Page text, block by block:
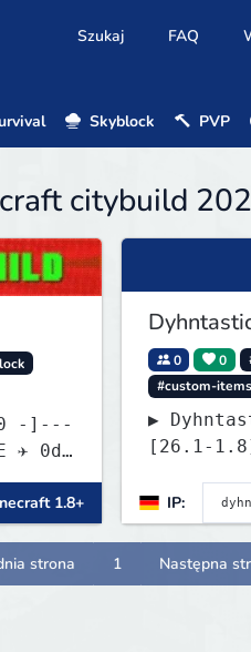
Szukaj FAQ
Skyblock PVP
citybuild
✈ 0d,
1.8+
0 0
#custom-items
▶
[26.1-1.8]
IP:
strona 1 Następna